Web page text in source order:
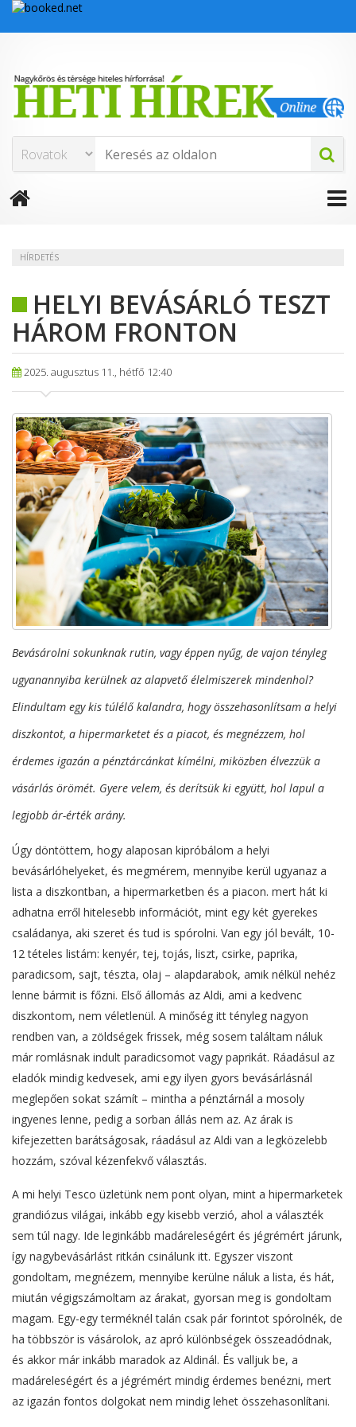
HÍRDETÉS
HELYI BEVÁSÁRLÓ TESZT
HÁROM FRONTON
2025. augusztus 11., hétfő 12:40
Bevásárolni sokunknak rutin, vagy éppen nyűg, de vajon tényleg
ugyanannyiba kerülnek az alapvető élelmiszerek mindenhol?
Elindultam egy kis túlélő kalandra, hogy összehasonlítsam a helyi
diszkontot, a hipermarketet és a piacot, és megnézzem, hol
érdemes igazán a pénztárcánkat kímélni, miközben élvezzük a
vásárlás örömét. Gyere velem, és derítsük ki együtt, hol lapul a
legjobb ár-érték arány.
Úgy döntöttem, hogy alaposan kipróbálom a helyi
bevásárlóhelyeket, és megmérem, mennyibe kerül ugyanaz a
lista a diszkontban, a hipermarketben és a piacon. mert hát ki
adhatna erről hitelesebb információt, mint egy két gyerekes
családanya, aki szeret és tud is spórolni. Van egy jól bevált, 10-
12 tételes listám: kenyér, tej, tojás, liszt, csirke, paprika,
paradicsom, sajt, tészta, olaj – alapdarabok, amik nélkül nehéz
lenne bármit is főzni. Első állomás az Aldi, ami a kedvenc
diszkontom, nem véletlenül. A minőség itt tényleg nagyon
rendben van, a zöldségek frissek, még sosem találtam náluk
már romlásnak indult paradicsomot vagy paprikát. Ráadásul az
eladók mindig kedvesek, ami egy ilyen gyors bevásárlásnál
meglepően sokat számít – mintha a pénztárnál a mosoly
ingyenes lenne, pedig a sorban állás nem az. Az árak is
kifejezetten barátságosak, ráadásul az Aldi van a legközelebb
hozzám, szóval kézenfekvő választás.
A mi helyi Tesco üzletünk nem pont olyan, mint a hipermarketek
grandiózus világai, inkább egy kisebb verzió, ahol a választék
sem túl nagy. Ide leginkább madáreleségért és jégrémért járunk,
így nagybevásárlást ritkán csinálunk itt. Egyszer viszont
gondoltam, megnézem, mennyibe kerülne náluk a lista, és hát,
miután végigszámoltam az árakat, gyorsan meg is gondoltam
magam. Egy-egy terméknél talán csak pár forintot spórolnék, de
ha többször is vásárolok, az apró különbségek összeadódnak,
és akkor már inkább maradok az Aldinál. És valljuk be, a
madáreleségért és a jégrémért mindig érdemes benézni, mert
az igazán fontos dolgokat nem mindig lehet összehasonlítani.